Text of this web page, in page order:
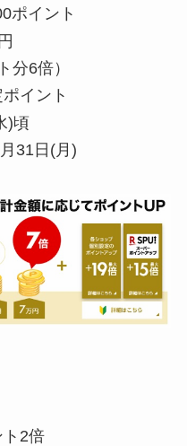
ポイント
分6倍）
イント
)頃
31日(月)
2倍